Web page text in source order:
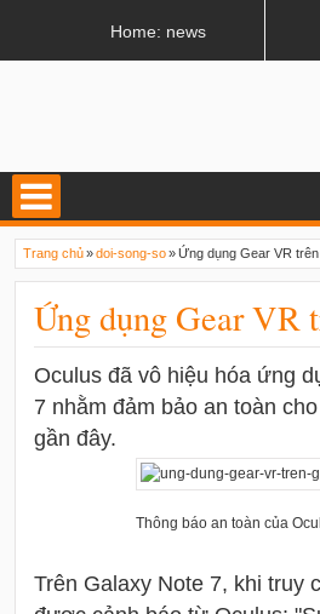
Trang chủ»doi-song-so»Ứng dụng Gear VR
Ứng dụng Gear VR
Oculus đã vô hiệu hóa ứng
7 nhằm đảm bảo an toàn
gần đây.
Thông báo an toàn của
Trên Galaxy Note 7, khi truy
Home: news